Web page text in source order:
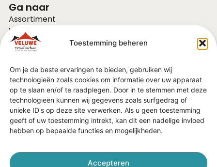
Toestemming beheren
Om je de beste ervaringen te bieden, gebruiken wij
technologieën zoals cookies om informatie over uw apparaat
op te slaan en/of te raadplegen. Door in te stemmen met deze
technologieën kunnen wij gegevens zoals surfgedrag of
unieke ID's op deze site verwerken. Als u geen toestemming
geeft of uw toestemming intrekt, kan dit een nadelige invloed
hebben op bepaalde functies en mogelijkheden.
Accepteren
Ga naar
Assortiment
Voor bedrijven
Over ons
Vacatures
FAQ
Contact
Vraag of advies?
Algemene Voorwaarden
In de regio
Ede
Veenendaal